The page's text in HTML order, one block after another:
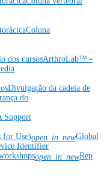
Coluna
dos cursosArthroLab™ -
Divulgação da cadeia de
do
Support
for Use)open_in_newGlobal
Identifier
open_in_newRep